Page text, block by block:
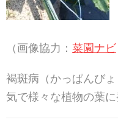
（画像協力： 菜園ナビ
褐斑病（かっぱんび
気で様々な植物の葉に